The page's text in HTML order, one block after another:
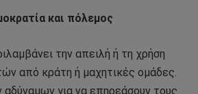
και πόλεμος
την απειλή ή τη χρήση
από κράτη ή μαχητικές ομάδες.
αδύναμων για να επηρεάσουν τους